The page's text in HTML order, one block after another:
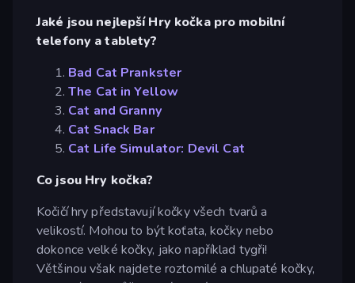
Jaké jsou nejlepší Hry kočka pro mobilní
telefony a tablety?
Bad Cat Prankster
The Cat in Yellow
Cat and Granny
Cat Snack Bar
Cat Life Simulator: Devil Cat
Co jsou Hry kočka?
Kočičí hry představují kočky všech tvarů a
velikostí. Mohou to být koťata, kočky nebo
dokonce velké kočky, jako například tygři!
Většinou však najdete roztomilé a chlupaté kočky,